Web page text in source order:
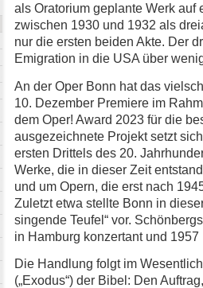
als Oratorium geplante Werk auf
zwischen 1930 und 1932 als
nur die ersten beiden Akte. Der
Emigration in die USA über
An der Oper Bonn hat das
10. Dezember Premiere im
dem Oper! Award 2023 für die
ausgezeichnete Projekt setzt
ersten Drittels des 20.
Werke, die in dieser Zeit
und um Opern, die erst nach
Zuletzt etwa stellte Bonn in
singende Teufel“ vor.
in Hamburg konzertant und
Die Handlung folgt im
(„Exodus“) der Bibel: Den